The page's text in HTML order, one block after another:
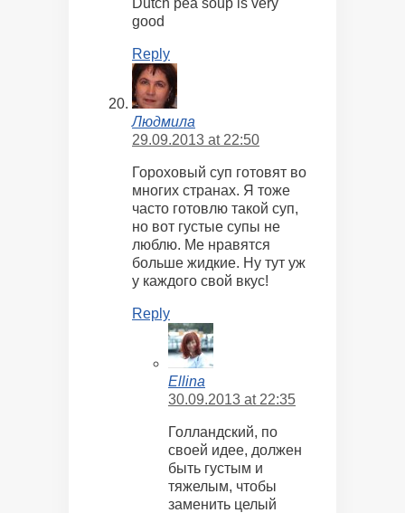
good
Reply
Людмила
29.09.2013 at 22:50
Гороховый суп готовят во
многих странах. Я тоже
часто готовлю такой суп,
но вот густые супы не
люблю. Ме нравятся
больше жидкие. Ну тут уж
у каждого свой вкус!
Reply
Ellina
30.09.2013 at 22:35
Голландский, по
своей идее, должен
быть густым и
тяжелым, чтобы
заменить целый